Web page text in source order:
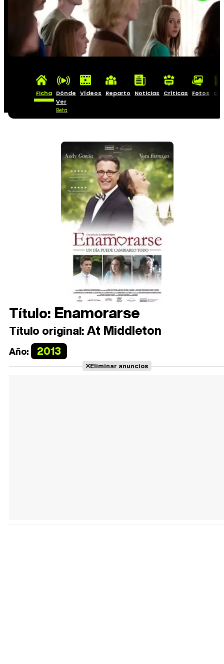
Ficha Dónde
Ver
Beta
Vídeos Reparto Noticias Críticas Fotos
Título: Enamorarse
Título original:At Middleton
Año: 2013
Eliminar anuncios